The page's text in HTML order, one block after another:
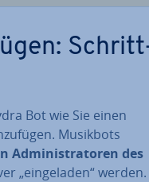
Bot wie Sie einen
Musikbots
Ad­mi­nis­tra­to­ren des
„ein­ge­la­den“ werden.